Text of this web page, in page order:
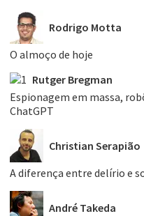
Rodrigo Motta
O almoço de hoje
Rutger Bregman
Espionagem em massa,
ChatGPT
Christian Serapião
A diferença entre delírio e
André Takeda